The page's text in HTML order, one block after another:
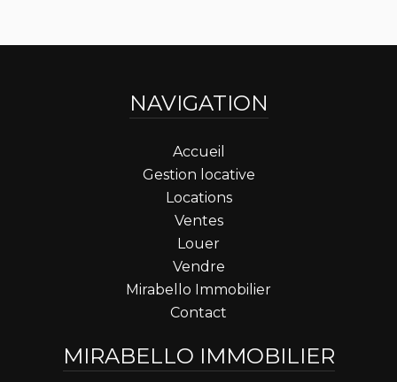
NAVIGATION
Accueil
Gestion locative
Locations
Ventes
Louer
Vendre
Mirabello Immobilier
Contact
MIRABELLO IMMOBILIER